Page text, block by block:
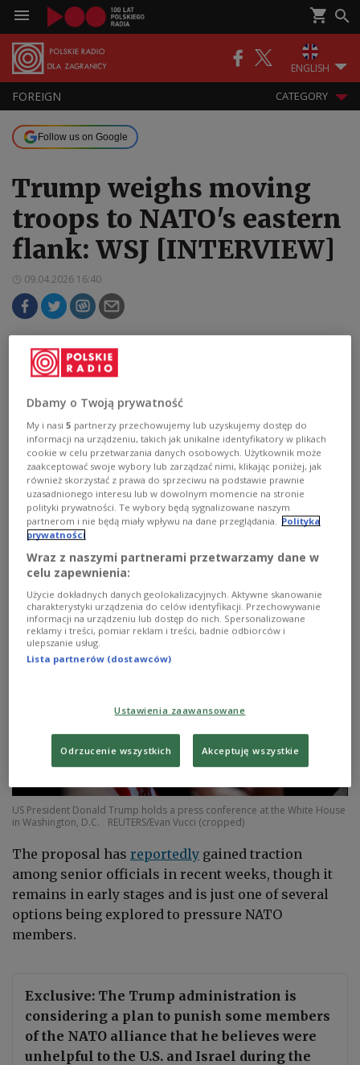
ENGLISH
FOREIGN CATEGORY
Follow us on Google
Trump weighs moving
troops to NATO's eastern
flank: WSJ [INTERVIEW]
09.04.2026 16:40
considering withdrawing American troops from
support the United States during the war with
Iran, and repositioning them to eastern-flank
allies such as Poland, according to The Wall
Street Journal.
AUDIO 1
 03'51
Interview: Click to listen
US President Donald Trump holds a press conference at the White House
in Washington, D.C.
REUTERS/Evan Vucci (cropped)
The proposal has reportedly gained traction
among senior officials in recent weeks, though it
remains in early stages and is just one of several
options being explored to pressure NATO
members.
Exclusive: The Trump administration is
considering a plan to punish some members
of the NATO alliance that he believes were
unhelpful to the U.S. and Israel during the
Dbamy o Twoją prywatność
My i nasi5 partnerzy przechowujemy lub uzyskujemy dostęp do
informacji na urządzeniu, takich jak unikalne identyfikatory w plikach
cookie w celu przetwarzania danych osobowych. Użytkownik może
zaakceptować swoje wybory lub zarządzać nimi, klikając poniżej, jak
również skorzystać z prawa do sprzeciwu na podstawie prawnie
uzasadnionego interesu lub w dowolnym momencie na stronie
polityki prywatności. Te wybory będą sygnalizowane naszym
partnerom i nie będą miały wpływu na dane przeglądania. Polityka
prywatności
Wraz z naszymi partnerami przetwarzamy dane w
celu zapewnienia:
Użycie dokładnych danych geolokalizacyjnych. Aktywne skanowanie
charakterystyki urządzenia do celów identyfikacji. Przechowywanie
informacji na urządzeniu lub dostęp do nich. Spersonalizowane
reklamy i treści, pomiar reklam i treści, badnie odbiorców i
ulepszanie usług.
Lista partnerów (dostawców)
Ustawienia zaawansowane
Odrzucenie wszystkich Akceptuję wszystkie